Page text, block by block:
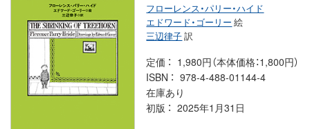
フローレンス・パリー・ハイド
エドワード・ゴーリー 絵
三辺律子訳
定価
1,980円（本体価格：1,800円）
ISBN
978-4-488-01144-4
在庫あり
初版
2025年1月31日